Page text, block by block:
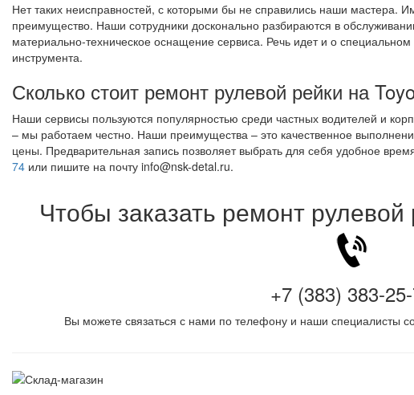
Нет таких неисправностей, с которыми бы не справились наши мастера.
преимущество. Наши сотрудники досконально разбираются в
материально-техническое оснащение сервиса. Речь идет и о
инструмента.
Сколько стоит ремонт рулевой рейки на
Наши сервисы пользуются популярностью среди частных водителей и
– мы работаем честно. Наши преимущества – это качественное
цены. Предварительная запись позволяет выбрать для себя удобное
74или пишите на почту info@nsk-detal.ru.
Чтобы заказать ремонт
+7 (383) 383-
Вы можете связаться с нами по телефону и наши специалисты